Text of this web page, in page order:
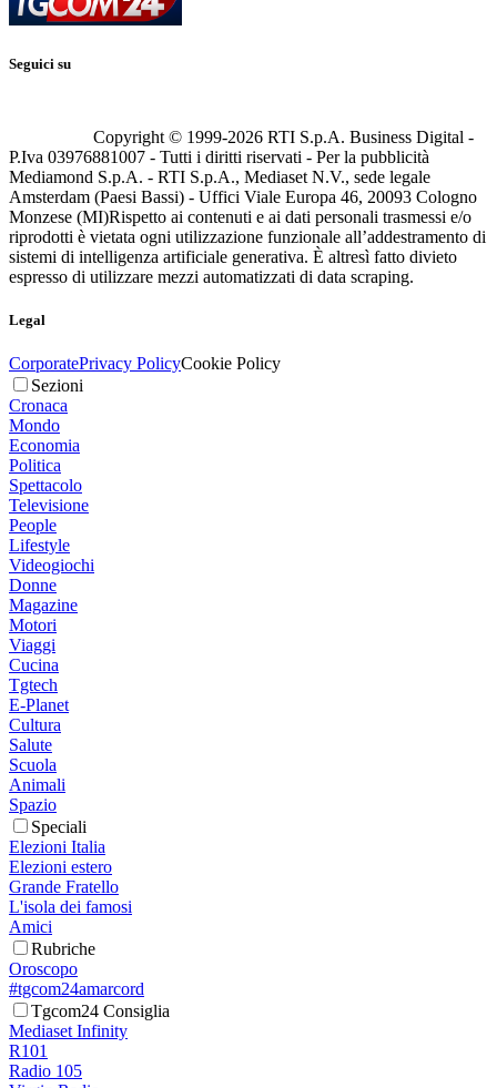
Seguici su
Copyright © 1999-2026 RTI S.p.A. Business Digital -
P.Iva 03976881007 - Tutti i diritti riservati - Per la pubblicità
Mediamond S.p.A. - RTI S.p.A., Mediaset N.V., sede legale
Amsterdam (Paesi Bassi) - Uffici Viale Europa 46, 20093 Cologno
Monzese (MI)Rispetto ai contenuti e ai dati personali trasmessi e/o
riprodotti è vietata ogni utilizzazione funzionale all’addestramento di
sistemi di intelligenza artificiale generativa. È altresì fatto divieto
espresso di utilizzare mezzi automatizzati di data scraping.
Legal
CorporatePrivacy PolicyCookie Policy
Sezioni
Cronaca
Mondo
Economia
Politica
Spettacolo
Televisione
People
Lifestyle
Videogiochi
Donne
Magazine
Motori
Viaggi
Cucina
Tgtech
E-Planet
Cultura
Salute
Scuola
Animali
Spazio
Speciali
Elezioni Italia
Elezioni estero
Grande Fratello
L'isola dei famosi
Amici
Rubriche
Oroscopo
#tgcom24amarcord
Tgcom24 Consiglia
Mediaset Infinity
R101
Radio 105